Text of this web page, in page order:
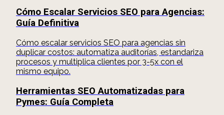
Cómo Escalar Servicios SEO para Agencias:
Guía Definitiva
Cómo escalar servicios SEO para agencias sin
duplicar costos: automatiza auditorías, estandariza
procesos y multiplica clientes por 3-5x con el
mismo equipo.
Herramientas SEO Automatizadas para
Pymes: Guía Completa